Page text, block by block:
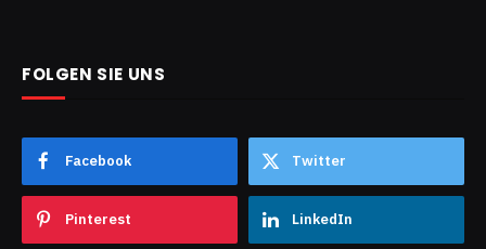
FOLGEN SIE UNS
Facebook Twitter
Pinterest LinkedIn